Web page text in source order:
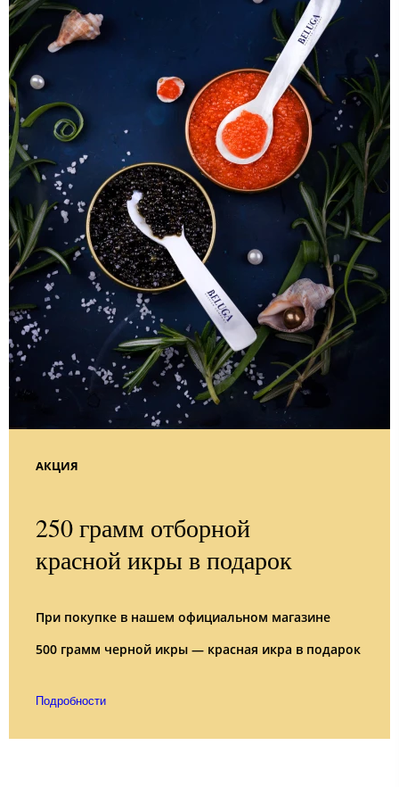
АКЦИЯ
250 грамм отборной
красной икры в подарок
При покупке в нашем официальном магазине
500 грамм черной икры — красная икра в подарок
Подробности